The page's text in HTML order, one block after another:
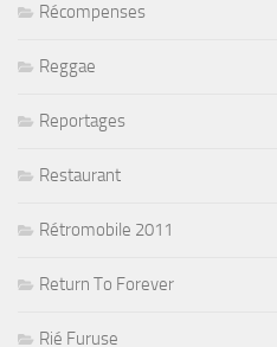
Récompenses
Reggae
Reportages
Restaurant
Rétromobile 2011
Return To Forever
Rié Furuse